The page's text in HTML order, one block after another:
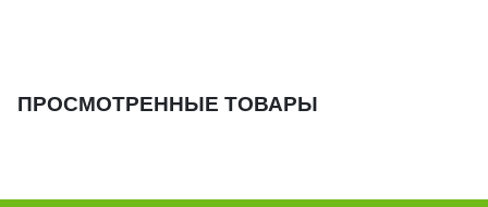
ПРОСМОТРЕННЫЕ ТОВАРЫ